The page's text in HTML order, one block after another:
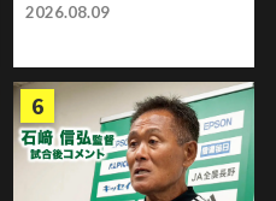
2026.08.09